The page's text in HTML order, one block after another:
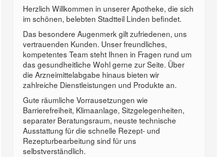
Herzlich Willkommen in unserer Apotheke, die sich
im schönen, belebten Stadtteil Linden befindet.
Das besondere Augenmerk gilt zufriedenen, uns
vertrauenden Kunden. Unser freundliches,
kompetentes Team steht Ihnen in Fragen rund um
das gesundheitliche Wohl gerne zur Seite. Über
die Arzneimittelabgabe hinaus bieten wir
zahlreiche Dienstleistungen und Produkte an.
Gute räumliche Vorrausetzungen wie
Barrierefreiheit, Klimaanlage, Sitzgelegenheiten,
separater Beratungsraum, neuste technische
Ausstattung für die schnelle Rezept- und
Rezepturbearbeitung sind für uns
selbstverständlich.